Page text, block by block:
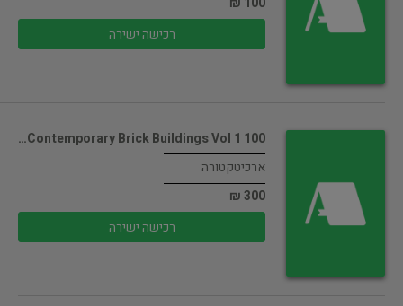
רכישה ישירה
100 Contemporary Brick Buildings Vol 1…
ארכיטקטורה
300 ₪
רכישה ישירה